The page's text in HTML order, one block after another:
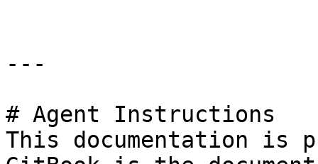
---
# Agent Instructions
This documentation is